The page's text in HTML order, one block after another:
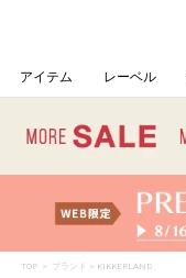
アイテム レーベル
TOP > ブランド > KIKKERLAND